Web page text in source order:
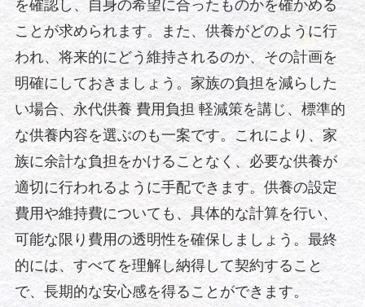
を確認し、自身の希望に合ったものかを確かめる
ことが求められます。また、供養がどのように行
われ、将来的にどう維持されるのか、その計画を
明確にしておきましょう。家族の負担を減らした
い場合、永代供養 費用負担 軽減策を講じ、標準的
な供養内容を選ぶのも一案です。これにより、家
族に余計な負担をかけることなく、必要な供養が
適切に行われるように手配できます。供養の設定
費用や維持費についても、具体的な計算を行い、
可能な限り費用の透明性を確保しましょう。最終
的には、すべてを理解し納得して契約すること
で、長期的な安心感を得ることができます。